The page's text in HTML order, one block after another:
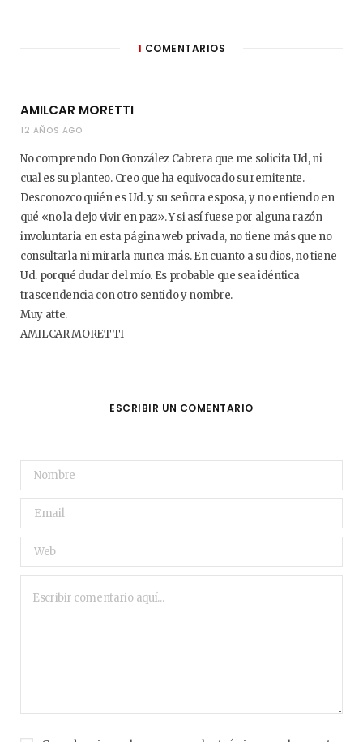
1 COMENTARIOS
AMILCAR MORETTI
12 AÑOS AGO
No comprendo Don González Cabrera que me solicita Ud, ni
cual es su planteo. Creo que ha equivocado su remitente.
Desconozco quién es Ud. y su señora esposa, y no entiendo en
qué «no la dejo vivir en paz». Y si así fuese por alguna razón
involuntaria en esta página web privada, no tiene más que no
consultarla ni mirarla nunca más. En cuanto a su dios, no tiene
Ud. porqué dudar del mío. Es probable que sea idéntica
trascendencia con otro sentido y nombre.
Muy atte.
AMILCAR MORETTI
ESCRIBIR UN COMENTARIO